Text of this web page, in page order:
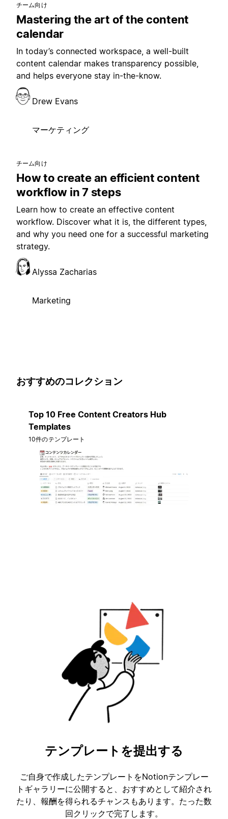
チーム向け
Mastering the art of the content
calendar
In today’s connected workspace, a well-built
content calendar makes transparency possible,
and helps everyone stay in-the-know.
Drew Evans
マーケティング
チーム向け
How to create an efficient content
workflow in 7 steps
Learn how to create an effective content
workflow. Discover what it is, the different types,
and why you need one for a successful marketing
strategy.
Alyssa Zacharias
Marketing
おすすめのコレクション
Top 10 Free Content Creators Hub
Templates
10件のテンプレート
テンプレートを提出する
ご自身で作成したテンプレートをNotionテンプレー
トギャラリーに公開すると、おすすめとして紹介され
たり、報酬を得られるチャンスもあります。たった数
回クリックで完了します。